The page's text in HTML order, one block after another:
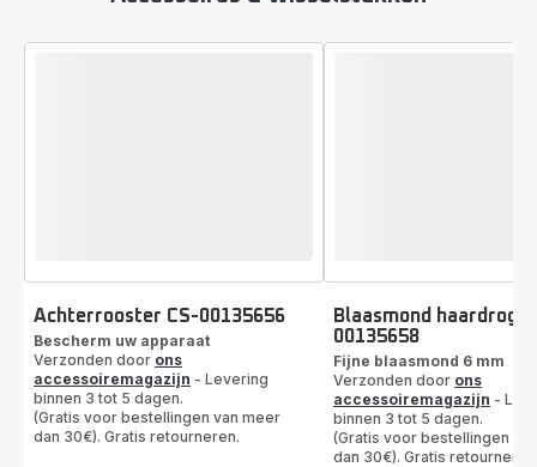
Achterrooster CS-00135656
Bescherm uw apparaat
Verzonden door ons
accessoiremagazijn - Levering
binnen 3 tot 5 dagen.
(Gratis voor bestellingen van meer
dan 30€). Gratis retourneren.
Blaasmond
00135658
Fijne blaasmond 6 mm
Verzonden door ons
accessoiremagazijn -
binnen 3 tot 5 dagen.
(Gratis voor bestellingen
dan 30€). Gratis